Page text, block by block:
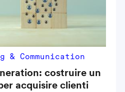
Communication
costruire un
acquisire clienti